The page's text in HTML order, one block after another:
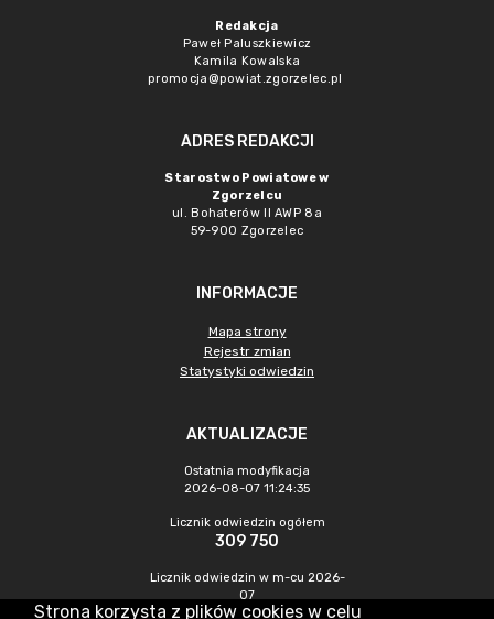
Redakcja
Paweł Paluszkiewicz
Kamila Kowalska
promocja@powiat.zgorzelec.pl
ADRES REDAKCJI
Starostwo Powiatowe w
Zgorzelcu
ul. Bohaterów II AWP 8a
59-900 Zgorzelec
INFORMACJE
Mapa strony
Rejestr zmian
Statystyki odwiedzin
AKTUALIZACJE
Ostatnia modyfikacja
2026-08-07 11:24:35
Licznik odwiedzin ogółem
309 750
Licznik odwiedzin w m-cu 2026-
07
448
Strona korzysta z plików cookies w celu